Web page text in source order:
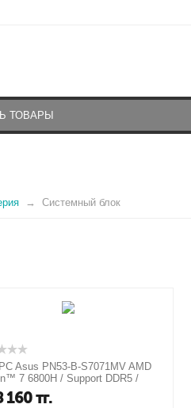
Системный блок
Asus PN53-B-S7071MV AMD
7 6800H / Support DDR5 /
- Radeon™ Graphics
160тг.